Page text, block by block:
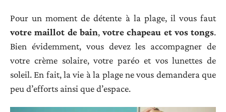
Pour un moment de détente à la plage, il vous faut
votre maillot de bain, votre chapeau et vos tongs.
Bien évidemment, vous devez les accompagner de
votre crème solaire, votre paréo et vos lunettes de
soleil. En fait, la vie à la plage ne vous demandera que
peu d’efforts ainsi que d’espace.